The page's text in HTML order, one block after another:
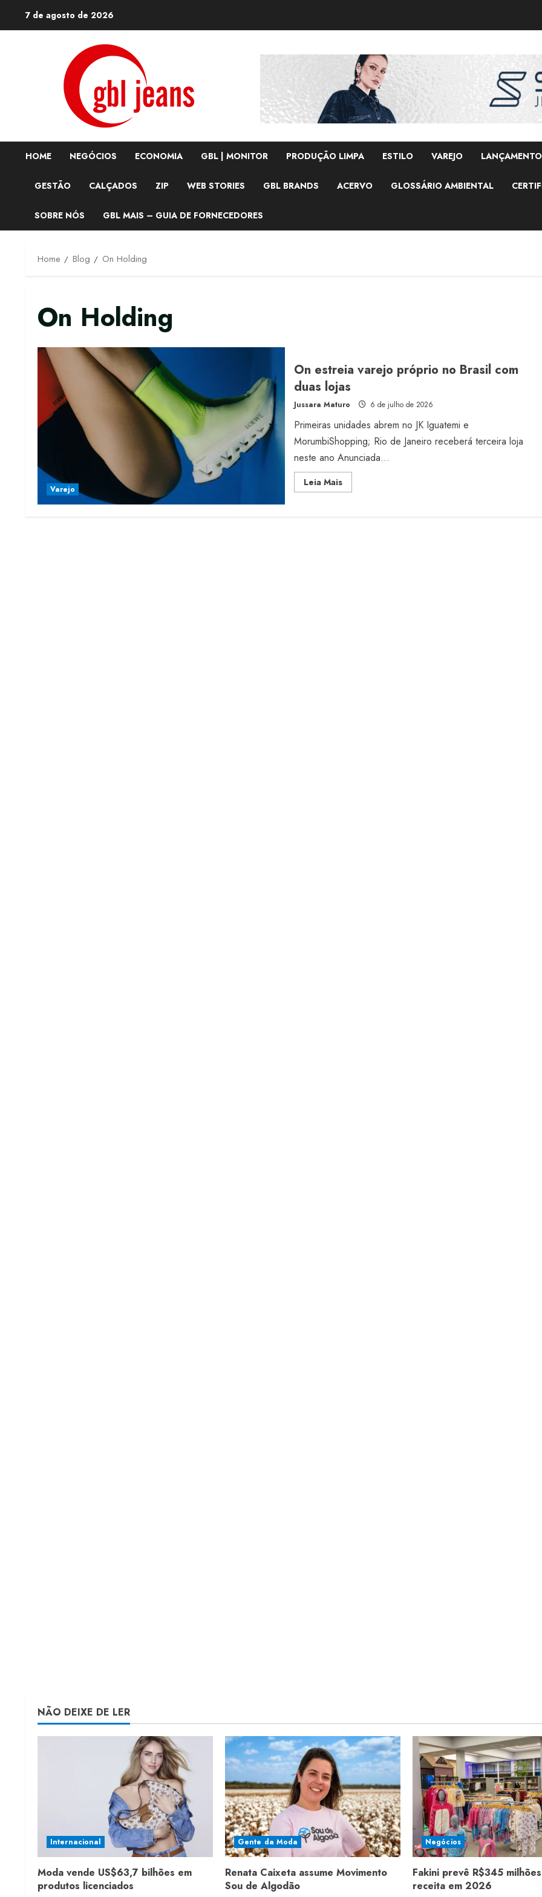
7 de agosto de 2026
HOME NEGÓCIOS ECONOMIA GBL | MONITOR PRODUÇÃO LIMPA ESTILO VAREJO
GESTÃO CALÇADOS ZIP WEB STORIES GBL BRANDS ACERVO GLOSSÁRIO AMBIENTAL
SOBRE NÓS GBL MAIS – GUIA DE FORNECEDORES
Home Blog On Holding
On Holding
Varejo
On estreia varejo próprio no Brasil com
duas lojas
Jussara Maturo 6 de julho de 2026
Primeiras unidades abrem no JK Iguatemi e
MorumbiShopping; Rio de Janeiro receberá terceira loja
neste ano Anunciada...
Leia MaisRead
more
NÃO DEIXE DE LER
Internacional
Moda vende US$63,7 bilhões em
produtos licenciados
Gente da Moda
Renata Caixeta assume Movimento
Sou de Algodão
Negócios
Fakini prevê R$345
receita em 2026